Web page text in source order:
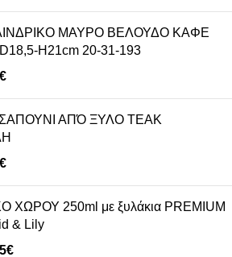
ΜΑΥΡΟ ΒΕΛΟΥΔΟ ΚΑΦΕ
H21cm 20-31-193
€
ΑΠΌ ΞΥΛΟ ΤΕΑΚ
€
ΧΩΡΟΥ 250ml με ξυλάκια PREMIUM
& Lily
€